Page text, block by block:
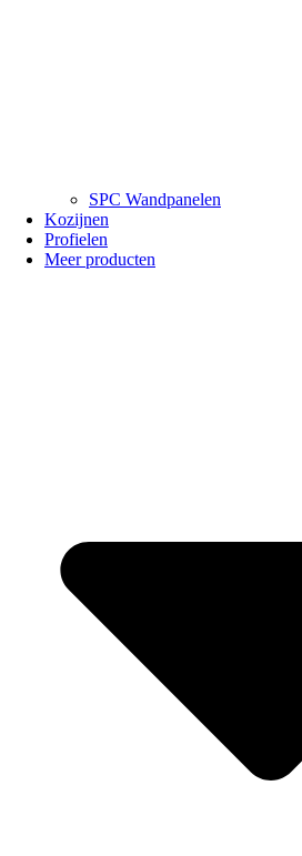
SPC Wandpanelen
Kozijnen
Profielen
Meer producten